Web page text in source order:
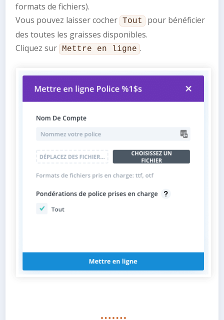
formats de fichiers).
Vous pouvez laisser cocher Tout
pour bénéficier
des toutes les graisses disponibles.
Cliquez sur Mettre en ligne .